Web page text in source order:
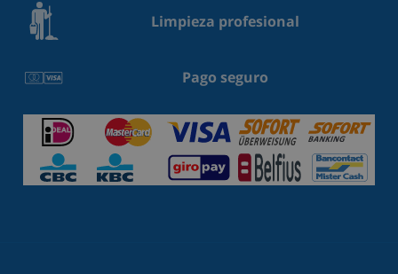
Limpieza profesional
Pago seguro